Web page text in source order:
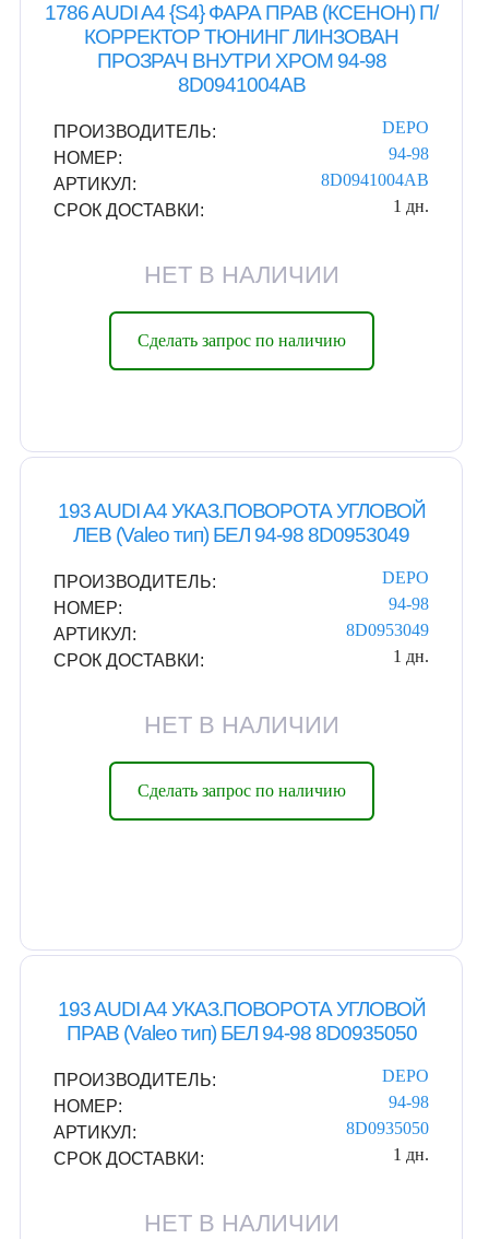
1786 AUDI A4 {S4} ФАРА ПРАВ (КСЕНОН) П/
КОРРЕКТОР ТЮНИНГ ЛИНЗОВАН
ПРОЗРАЧ ВНУТРИ ХРОМ 94-98
8D0941004AB
ПРОИЗВОДИТЕЛЬ:
DEPO
НОМЕР:
94-98
АРТИКУЛ:
8D0941004AB
СРОК ДОСТАВКИ:
1 дн.
НЕТ В НАЛИЧИИ
Сделать запрос по наличию
193 AUDI A4 УКАЗ.ПОВОРОТА УГЛОВОЙ
ЛЕВ (Valeo тип) БЕЛ 94-98 8D0953049
ПРОИЗВОДИТЕЛЬ:
DEPO
НОМЕР:
94-98
АРТИКУЛ:
8D0953049
СРОК ДОСТАВКИ:
1 дн.
НЕТ В НАЛИЧИИ
Сделать запрос по наличию
193 AUDI A4 УКАЗ.ПОВОРОТА УГЛОВОЙ
ПРАВ (Valeo тип) БЕЛ 94-98 8D0935050
ПРОИЗВОДИТЕЛЬ:
DEPO
НОМЕР:
94-98
АРТИКУЛ:
8D0935050
СРОК ДОСТАВКИ:
1 дн.
НЕТ В НАЛИЧИИ